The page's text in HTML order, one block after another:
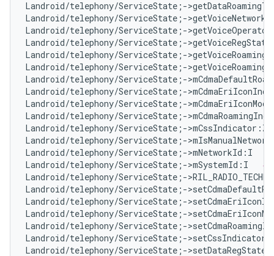
Landroid/telephony/ServiceState;-
Landroid/telephony/ServiceState;-
Landroid/telephony/ServiceState;-
Landroid/telephony/ServiceState;-
Landroid/telephony/ServiceState;-
Landroid/telephony/ServiceState;-
Landroid/telephony/ServiceState;-
Landroid/telephony/ServiceState;-
Landroid/telephony/ServiceState;-
Landroid/telephony/ServiceState;-
Landroid/telephony/ServiceState;-
Landroid/telephony/ServiceState;-
Landroid/telephony/ServiceState;->mNetworkId:I
Landroid/telephony/ServiceState;->mSystemId:I #
Landroid/telephony/ServiceState;-
Landroid/telephony/ServiceState;-
Landroid/telephony/ServiceState;-
Landroid/telephony/ServiceState;-
Landroid/telephony/ServiceState;-
Landroid/telephony/ServiceState;-
Landroid/telephony/ServiceState;-